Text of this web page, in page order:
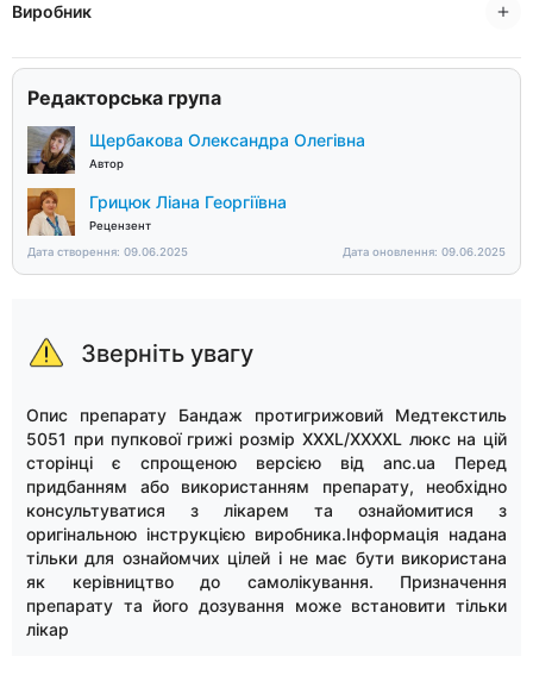
Виробник
Редакторська група
Щербакова Олександра Олегівна
Автор
Грицюк Ліана Георгіївна
Рецензент
Дата створення: 09.06.2025
Дата оновлення: 09.06.2025
Зверніть увагу
Опис препарату Бандаж протигрижовий Медтекстиль
5051 при пупкової грижі розмір XXXL/XXXXL люкс на цій
сторінці є спрощеною версією від anc.ua Перед
придбанням або використанням препарату, необхідно
консультуватися з лікарем та ознайомитися з
оригінальною інструкцією виробника.Інформація надана
тільки для ознайомчих цілей і не має бути використана
як керівництво до самолікування. Призначення
препарату та його дозування може встановити тільки
лікар